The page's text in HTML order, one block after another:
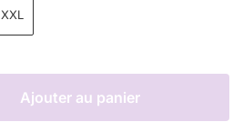
XXL
Ajouter au panier